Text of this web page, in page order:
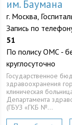
им. Баумана
г. Москва,
Запись по
51
По полису ОМС -
круглосуточно
Государственное
здравоохранения
клиническая
Департамента
(ГБУЗ «ГКБ №…